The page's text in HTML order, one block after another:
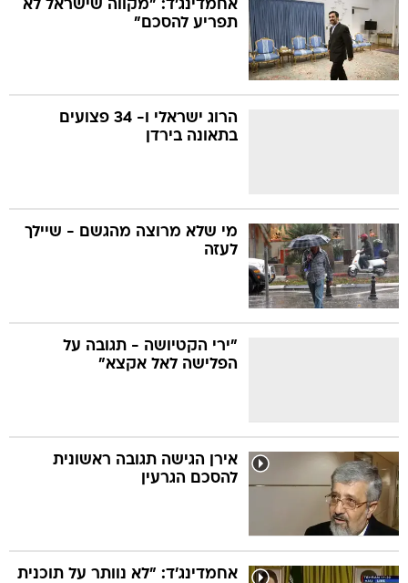
אחמדינג'ד: "מקווה שישראל לא
תפריע להסכם"
הרוג ישראלי ו- 34 פצועים
בתאונה בירדן
מי שלא מרוצה מהגשם - שיילך
לעזה
"ירי הקטיושה - תגובה על
הפלישה לאל אקצא"
אירן הגישה תגובה ראשונית
להסכם הגרעין
אחמדינג'ד: "לא נוותר על תוכנית